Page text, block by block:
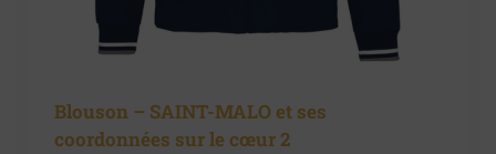
Blouson – SAINT-MALO et ses
coordonnées sur le cœur 2